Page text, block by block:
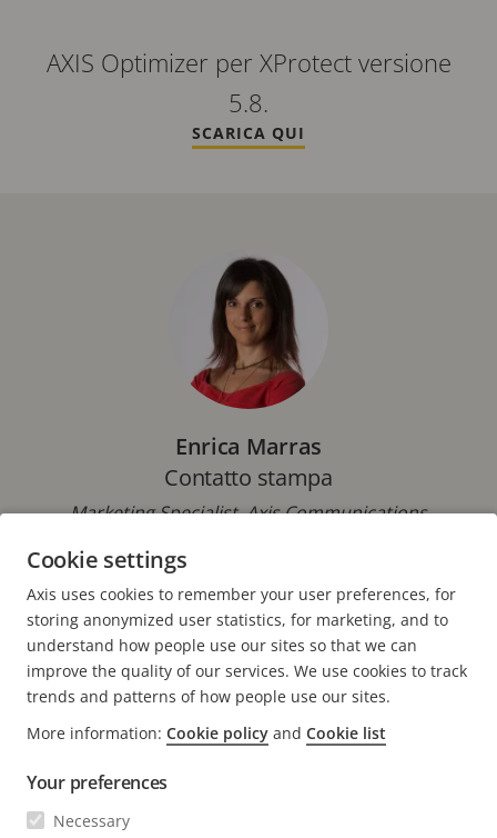
AXIS Optimizer per XProtect versione
5.8.
SCARICA QUI
Enrica Marras
Contatto stampa
Marketing Specialist, Axis Communications
Telefono: +39 02 8424 5762
E-mail:enrica.marras@axis.com
FOOTER
CONTATTO
Contattaci
Experience Center
NOVITÀ E STORIE
Cookie settings
Axis uses cookies to remember your user preferences, for
storing anonymized user statistics, for marketing, and to
understand how people use our sites so that we can
improve the quality of our services. We use cookies to track
trends and patterns of how people use our sites.
More information: Cookie policy and Cookie list
Your preferences
Necessary